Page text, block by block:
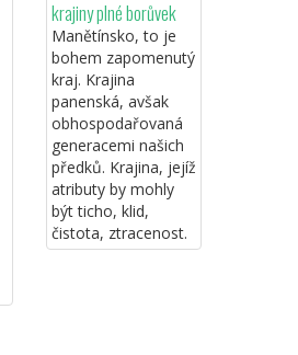
Červen
Cyklotoulky Plzeň 2015
Duben
krajiny plné borůvek
Manětínsko, to je
bohem zapomenutý
kraj. Krajina
panenská, avšak
obhospodařovaná
generacemi našich
předků. Krajina, jejíž
atributy by mohly
být ticho, klid,
čistota, ztracenost.